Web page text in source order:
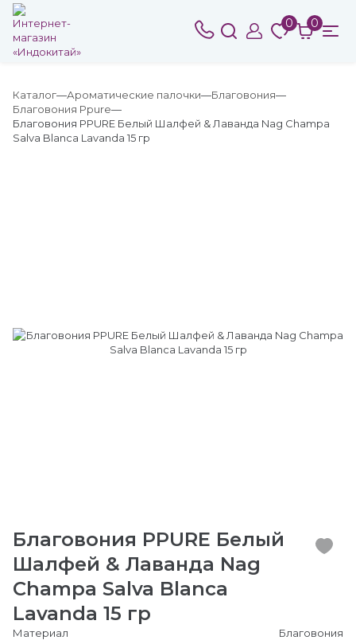
0 0
Каталог Ароматические палочки
Благовония
Благовония Ppure
Благовония PPURE Белый Шалфей & Лаванда Nag Champa
Salva Blanca Lavanda 15 гр
Благовония PPURE Белый
Шалфей & Лаванда Nag
Champa Salva Blanca
Lavanda 15 гр
Материал
Благовония